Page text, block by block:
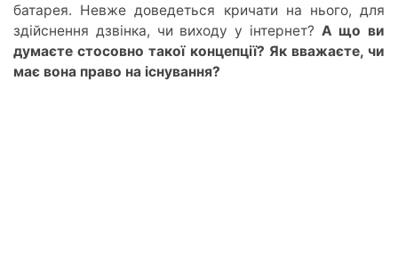
батарея. Невже доведеться кричати на нього, для
здійснення дзвінка, чи виходу у інтернет? А що ви
думаєте стосовно такої концепції? Як вважаєте, чи
має вона право на існування?